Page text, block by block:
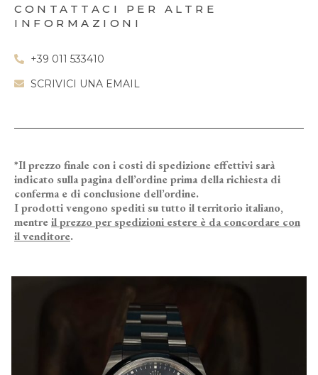
CONTATTACI PER ALTRE
INFORMAZIONI
+39 011 533410
SCRIVICI UNA EMAIL
*Il prezzo finale con i costi di spedizione effettivi sarà
indicato sulla pagina dell’ordine prima della richiesta di
conferma e di conclusione dell’ordine.
I prodotti vengono spediti su tutto il territorio italiano,
mentre il prezzo per spedizioni estere è da concordare con
il venditore.